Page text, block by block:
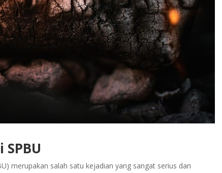
merupakan salah satu kejadian yang sangat serius dan